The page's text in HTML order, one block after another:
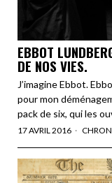
EBBOT
DE NOS VIES.
J’imagine Ebbot.
pour mon
pack de six, qui les
17 AVRIL 2016